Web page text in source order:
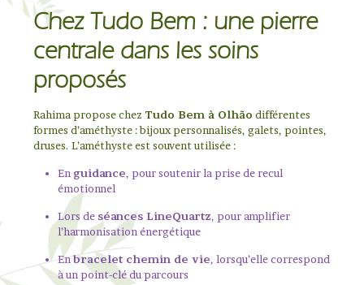
Chez Tudo Bem : une pierre
centrale dans les soins
proposés
Rahima propose chez Tudo Bem à Olhão différentes
formes d’améthyste : bijoux personnalisés, galets, pointes,
druses. L’améthyste est souvent utilisée :
En guidance, pour soutenir la prise de recul
émotionnel
Lors de séances LineQuartz, pour amplifier
l’harmonisation énergétique
Enbracelet chemin de vie, lorsqu’elle correspond
à un point-clé du parcours